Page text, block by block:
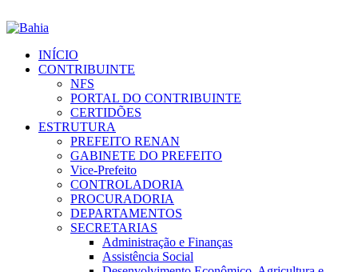
INÍCIO
CONTRIBUINTE
NFS
PORTAL DO CONTRIBUINTE
CERTIDÕES
ESTRUTURA
PREFEITO RENAN
GABINETE DO PREFEITO
Vice-Prefeito
CONTROLADORIA
PROCURADORIA
DEPARTAMENTOS
SECRETARIAS
Administração e Finanças
Assistência Social